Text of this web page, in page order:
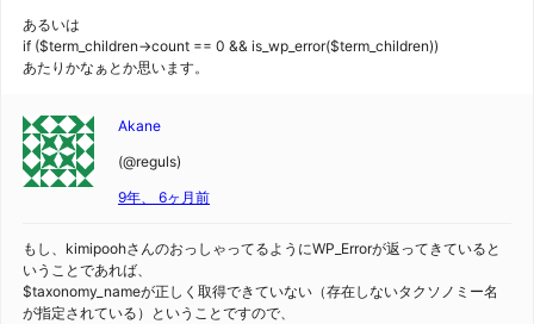
あるいは
if ($term_children->count == 0 && is_wp_error($term_children))
あたりかなぁとか思います。
Akane
(@reguls)
9年、 6ヶ月前
もし、kimipoohさんのおっしゃってるようにWP_Errorが返ってきていると
いうことであれば、
$taxonomy_nameが正しく取得できていない（存在しないタクソノミー名
が指定されている）ということですので、